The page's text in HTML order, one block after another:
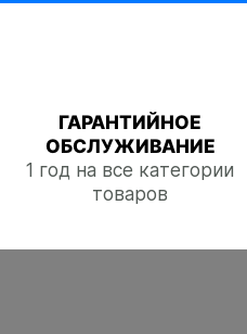
ГАРАНТИЙНОЕ
ОБСЛУЖИВАНИЕ
1 год на все категории
товаров